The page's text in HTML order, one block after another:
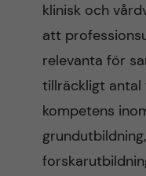
klinisk och
att
relevanta för
tillräckligt antal
kompetens